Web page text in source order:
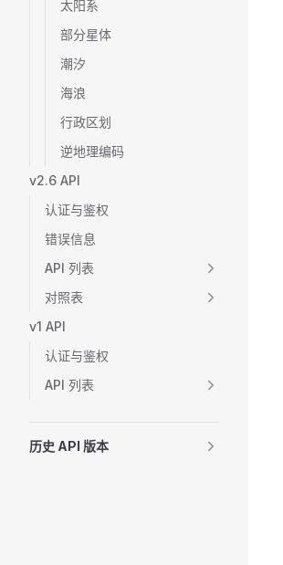
太阳系
部分星体
潮汐
海浪
行政区划
逆地理编码
v2.6 API
认证与鉴权
错误信息
API 列表
对照表
v1 API
认证与鉴权
API 列表
历史 API 版本